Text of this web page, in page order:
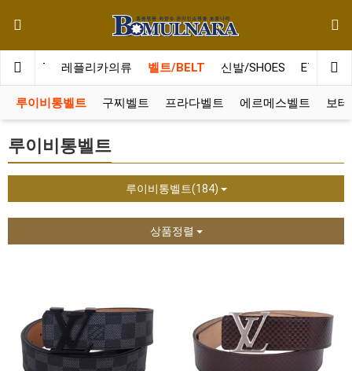
레플리카의류 벨트/BELT 신발/SHOES ETC
루이비통벨트 구찌벨트 프라다벨트 에르메스벨트 보
루이비통벨트
루이비통벨트(184)
상품정렬